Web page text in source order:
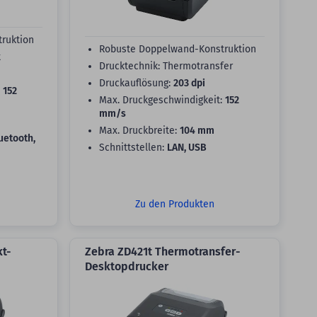
152
Robuste Doppelwand-Konstruktion
Drucktechnik: Thermotransfer
Druckauflösung: 203 dpi
Max. Druckgeschwindigkeit: 152
mm/s
Max. Druckbreite: 104 mm
Schnittstellen: LAN, USB
Zu den Produkten
Zebra ZD421t Thermotransfer-
Desktopdrucker